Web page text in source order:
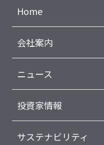
Home
会社案内
ニュース
投資家情報
サステナビリティ